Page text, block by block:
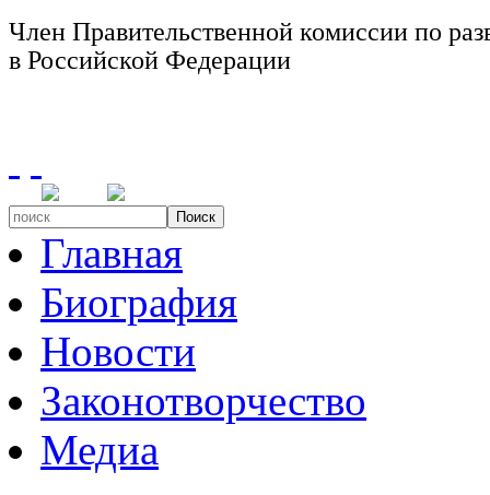
Член Правительственной комиссии по
в Российской Федерации
Поиск
Главная
Биография
Новости
Законотворчество
Медиа